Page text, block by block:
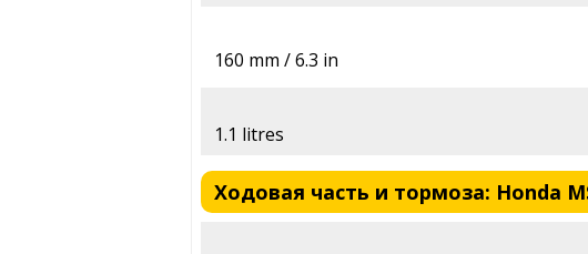
160 mm / 6.3 in
1.1 litres
Ходовая часть и тормоза: Honda